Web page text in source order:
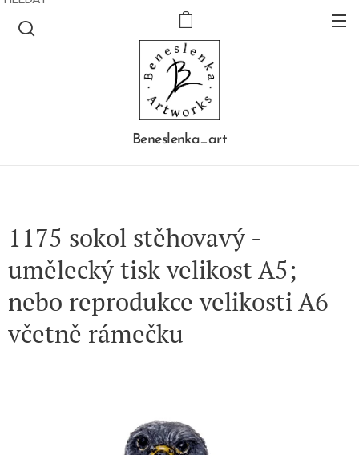
Beneslenka_art
1175 sokol stěhovavý -
umělecký tisk velikost A5;
nebo reprodukce velikosti A6
včetně rámečku